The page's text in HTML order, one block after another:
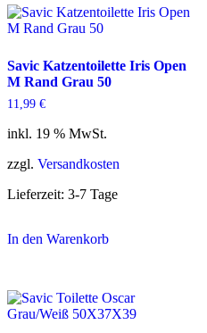
Savic Katzentoilette Iris Open
M Rand Grau 50
11,99 €
inkl. 19 % MwSt.
zzgl. Versandkosten
Lieferzeit: 3-7 Tage
In den Warenkorb